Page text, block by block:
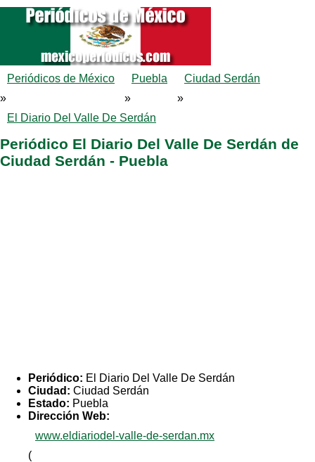
Periódicos de México
»
Puebla
»
Ciudad Serdán
»
El Diario Del Valle De Serdán
Periódico El Diario Del Valle De Serdán de
Ciudad Serdán - Puebla
Periódico: El Diario Del Valle De Serdán
Ciudad: Ciudad Serdán
Estado: Puebla
Dirección Web:
www.eldiariodel-valle-de-serdan.mx
(